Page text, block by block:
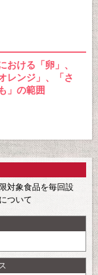
おける「卵」、
レンジ」、「さ
」の範囲
対象食品を毎回設
について